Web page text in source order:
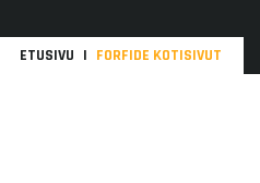
ETUSIVU FORFIDE KOTISIVUT